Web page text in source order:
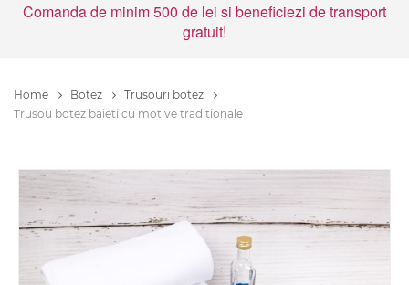
Comanda de minim 500 de lei si beneficiezi de transport
gratuit!
Home Botez
Trusouri botez
Trusou botez baieti cu motive traditionale